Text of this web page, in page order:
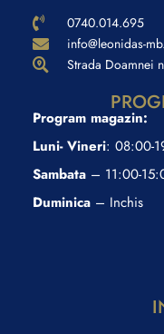
0740.014.695
info@leonidas-
Strada Doamnei
Program magazin:
Luni- Vineri: 08:00-
Sambata – 11:00-
Duminica – Inchis